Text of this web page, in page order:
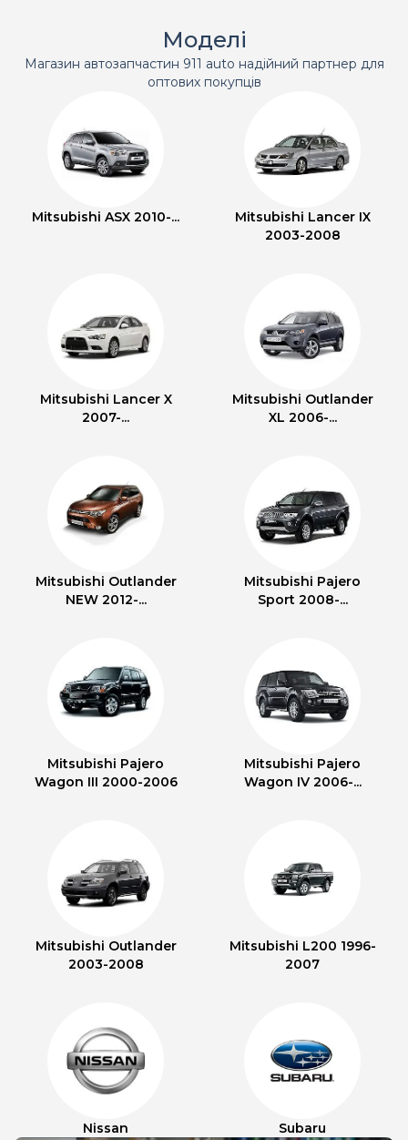
Моделі
Магазин автозапчастин 911 auto надійний партнер для
оптових покупців
Mitsubishi ASX 2010-...
Mitsubishi Lancer IX
2003-2008
Mitsubishi Lancer X
2007-...
Mitsubishi Outlander
XL 2006-...
Mitsubishi Outlander
NEW 2012-...
Mitsubishi Pajero
Sport 2008-...
Mitsubishi Pajero
Wagon III 2000-2006
Mitsubishi Pajero
Wagon IV 2006-...
Mitsubishi Outlander
2003-2008
Mitsubishi L200 1996-
2007
Nissan Subaru